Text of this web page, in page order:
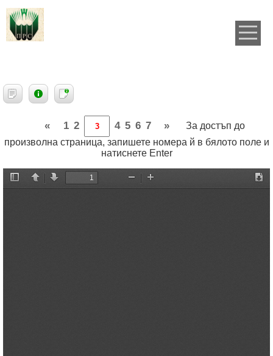
« 1 2 4 5 6 7 »
За достъп до
произволна страница, запишете номера й в бялото поле и
натиснете Enter